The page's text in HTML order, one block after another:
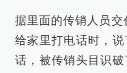
据里面的传销人员
给家里打电话时，
话，被传销头目识